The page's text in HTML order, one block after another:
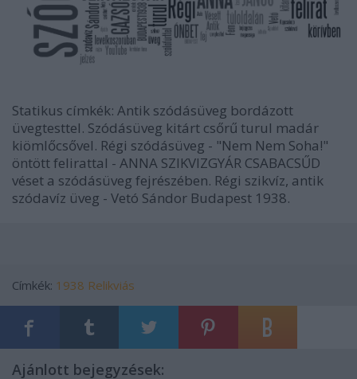
Statikus címkék: Antik szódásüveg bordázott
üvegtesttel. Szódásüveg kitárt csőrű turul madár
kiömlőcsővel. Régi szódásüveg - "Nem Nem Soha!"
öntött felirattal - ANNA SZIKVIZGYÁR CSABACSŰD
véset a szódásüveg fejrészében. Régi szikvíz, antik
szódavíz üveg - Vetó Sándor Budapest 1938.
Címkék: 1938 Relikviás
Ajánlott bejegyzések: